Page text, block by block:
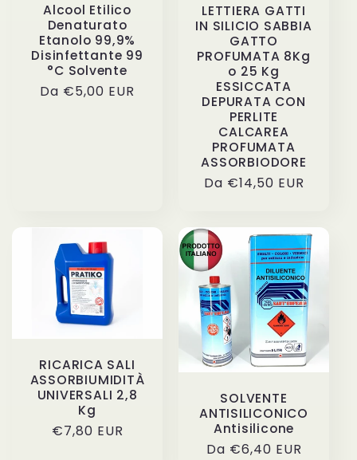
Alcool Etilico
Denaturato
Etanolo 99,9%
Disinfettante 99
°C Solvente
Prezzo
Da €5,00 EUR
LETTIERA GATTI
IN SILICIO SABBIA
GATTO
PROFUMATA 8Kg
o 25 Kg
ESSICCATA
DEPURATA CON
PERLITE
CALCAREA
PROFUMATA
ASSORBIODORE
Prezzo
Da €14,50 EUR
RICARICA SALI
ASSORBIUMIDITÀ
UNIVERSALI 2,8
Kg
Prezzo
€7,80 EUR
SOLVENTE
ANTISILICONICO
Antisilicone
Prezzo
Da €6,40 EUR